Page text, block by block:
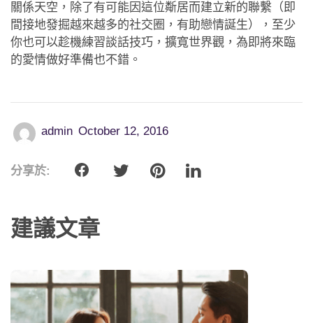
關係天空，除了有可能因這位斴居而建立新的聯繫（即
間接地發掘越來越多的社交圈，有助戀情誕生），至少
你也可以趁機練習談話技巧，擴寬世界觀，為即將來臨
的愛情做好準備也不錯。
admin October 12, 2016
分享於:
建議文章